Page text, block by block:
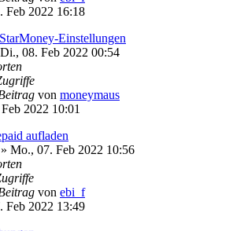
Feb 2022 16:18
Einstellungen
Di., 08. Feb 2022 00:54
von moneymaus
2022 10:01
aufladen
» Mo., 07. Feb 2022 10:56
von ebi_f
Feb 2022 13:49